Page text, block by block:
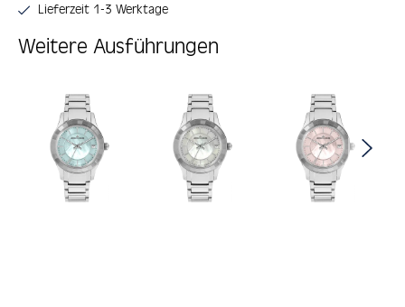
Lieferzeit 1-3 Werktage
Weitere Ausführungen
Produktgalerie überspringen